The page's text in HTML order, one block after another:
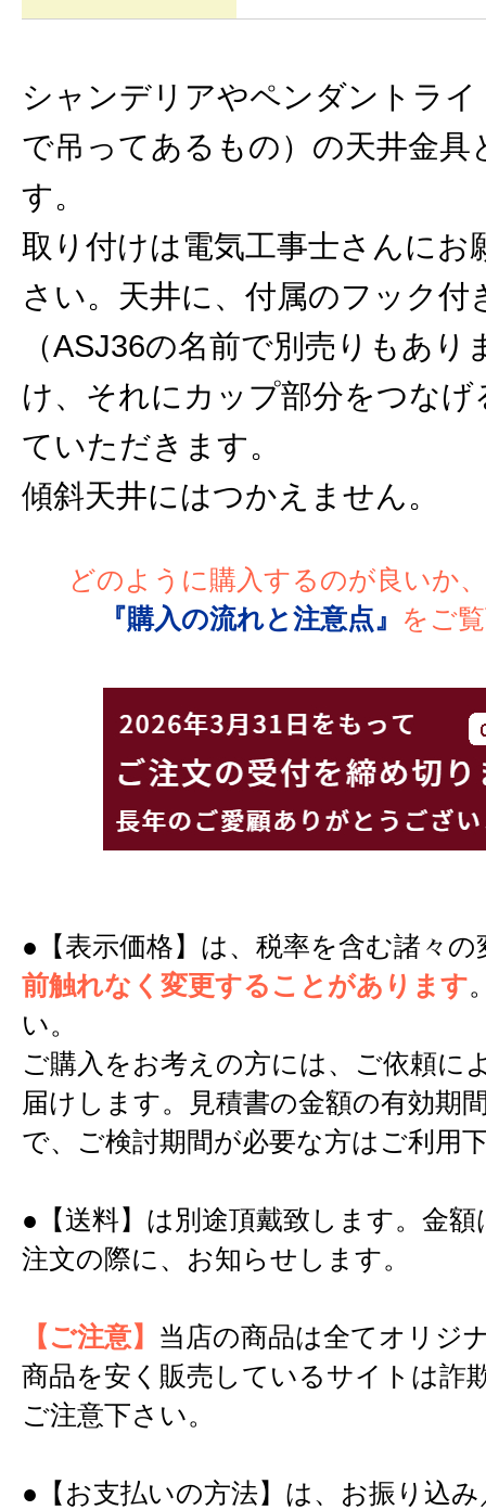
シャンデリアやペンダントラ
で吊ってあるもの）の天井金具
す。
取り付けは電気工事士さんにお
さい。天井に、付属のフック付
（ASJ36の名前で別売りもあり
け、それにカップ部分をつなげ
ていただきます。
傾斜天井にはつかえません。
どのように購入するのが良いか
『購入の流れと注意点』
をご
●【表示価格】は、税率を含む諸々
前触れなく変更することがあります
い。
ご購入をお考えの方には、ご依頼に
届けします。見積書の金額の有効期
で、ご検討期間が必要な方はご利用
●【送料】は別途頂戴致します。金
注文の際に、お知らせします。
【ご注意】 当店の商品は全てオリジ
商品を安く販売しているサイトは詐
ご注意下さい。
●【お支払いの方法】は、お振り込